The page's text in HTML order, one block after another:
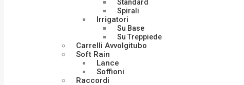
Standard
Spirali
Irrigatori
Su Base
Su Treppiede
Carrelli Avvolgitubo
Soft Rain
Lance
Soffioni
Raccordi